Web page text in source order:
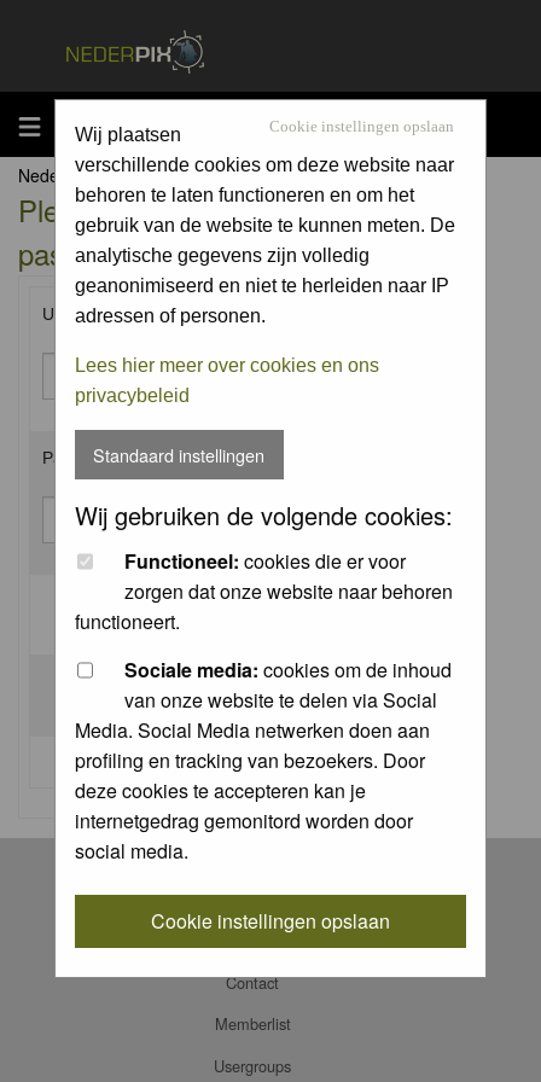
MENU Cookie instellingen opslaan
Wij plaatsen
verschillende cookies om deze website naar
behoren te laten functioneren en om het
gebruik van de website te kunnen meten. De
analytische gegevens zijn volledig
geanonimiseerd en niet te herleiden naar IP
adressen of personen.
Lees hier meer over cookies en ons
privacybeleid
Standaard instellingen
Wij gebruiken de volgende cookies:
Functioneel: cookies die er voor
zorgen dat onze website naar behoren
functioneert.
Sociale media: cookies om de inhoud
van onze website te delen via Social
Media. Social Media netwerken doen aan
profiling en tracking van bezoekers. Door
deze cookies te accepteren kan je
internetgedrag gemonitord worden door
social media.
Cookie instellingen opslaan
Nederpix.nl Forum Index
Please enter your username and
password to log in.
Username:
Password:
Log me on automatically each visit:
I forgot my password
Log in
Contact
Memberlist
Usergroups